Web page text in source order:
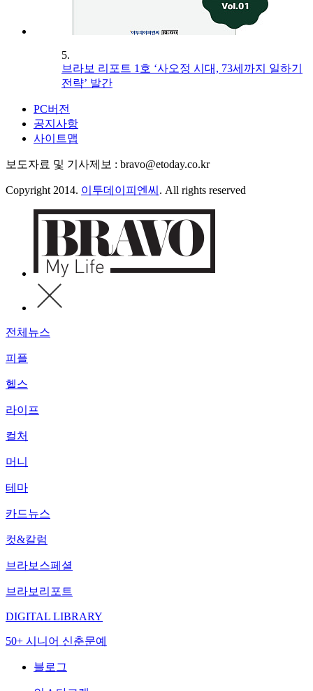
5.
브라보 리포트 1호 ‘사오정 시대, 73세까지 일하기
전략’ 발간
PC버전
공지사항
사이트맵
보도자료 및 기사제보 : bravo@etoday.co.kr
Copyright 2014. 이투데이피엔씨 . All rights reserved
전체뉴스
피플
헬스
라이프
컬처
머니
테마
카드뉴스
컷&칼럼
브라보스페셜
브라보리포트
DIGITAL LIBRARY
50+ 시니어 신춘문예
블로그